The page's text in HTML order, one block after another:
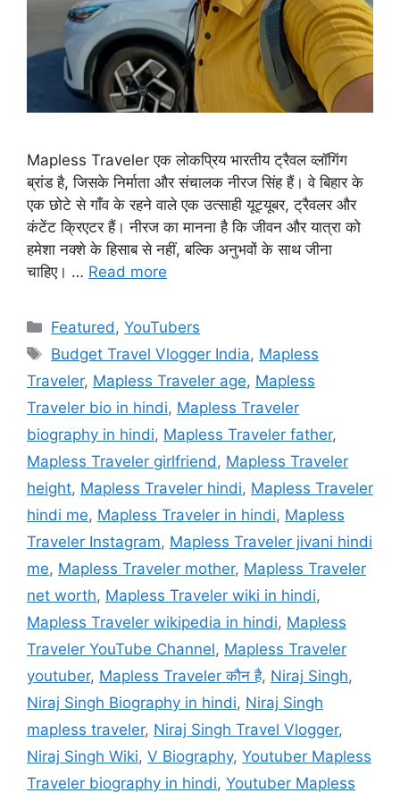
Mapless Traveler एक लोकप्रिय भारतीय ट्रैवल व्लॉगिंग
ब्रांड है, जिसके निर्माता और संचालक नीरज सिंह हैं। वे बिहार के
एक छोटे से गाँव के रहने वाले एक उत्साही यूट्यूबर, ट्रैवलर और
कंटेंट क्रिएटर हैं। नीरज का मानना है कि जीवन और यात्रा को
हमेशा नक्शे के हिसाब से नहीं, बल्कि अनुभवों के साथ जीना
चाहिए। … Read more
Categories
Featured ,YouTubers
Tags
Budget Travel Vlogger India, Mapless
Traveler, Mapless Traveler age, Mapless
Traveler bio in hindi, Mapless Traveler
biography in hindi, Mapless Traveler father,
Mapless Traveler girlfriend , Mapless Traveler
height, Mapless Traveler hindi, Mapless Traveler
hindi me, Mapless Traveler in hindi, Mapless
Traveler Instagram, Mapless Traveler jivani hindi
me, Mapless Traveler mother, Mapless Traveler
net worth, Mapless Traveler wiki in hindi,
Mapless Traveler wikipedia in hindi, Mapless
Traveler YouTube Channel, Mapless Traveler
youtuber, Mapless Traveler कौन है, Niraj Singh,
Niraj Singh Biography in hindi, Niraj Singh
mapless traveler, Niraj Singh Travel Vlogger,
Niraj Singh Wiki, V Biography, Youtuber Mapless
Traveler biography in hindi, Youtuber Mapless